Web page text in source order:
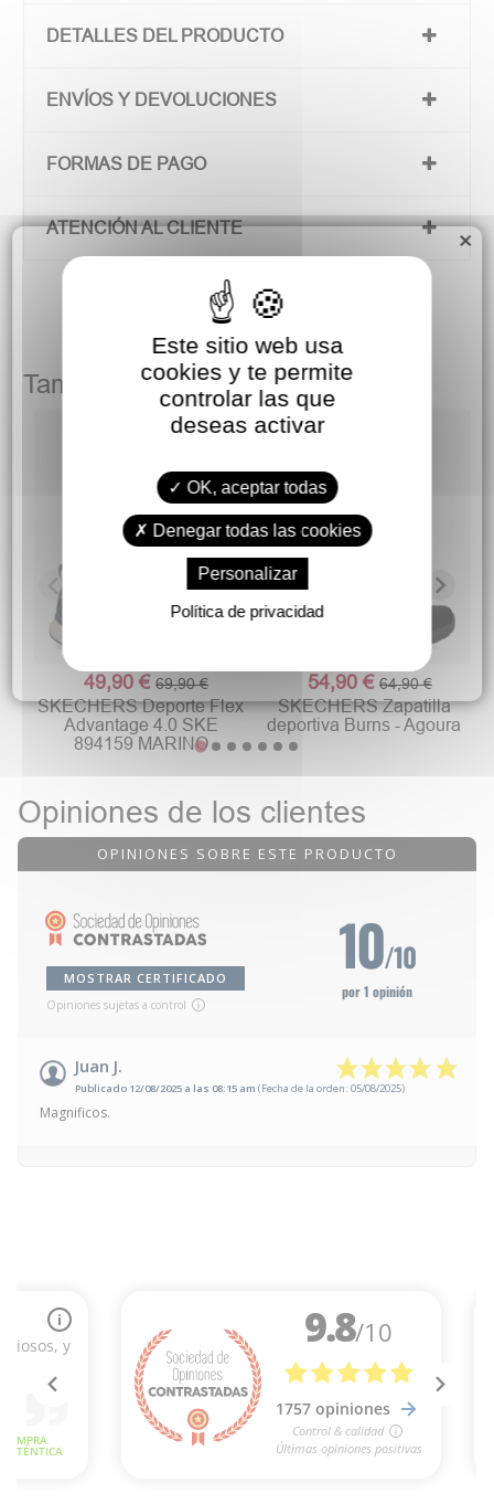
DETALLES DEL PRODUCTO
ENVÍOS Y DEVOLUCIONES
FORMAS DE PAGO
ATENCIÓN AL CLIENTE
También podría gustarte
49,90 €69,90 €
SKECHERS Deporte Flex
Advantage 4.0 SKE
894159 MARINO
54,90 € 64,90 €
SKECHERS Zapatilla
deportiva Burns - Agoura
Opiniones de los clientes
OPINIONES SOBRE ESTE PRODUCTO
MOSTRAR CERTIFICADO
Opiniones sujetas a control
10/10
por 1 opinión
Juan J.
Publicado 12/08/2025 a las 08:15 am (Fecha de la orden: 05/08/2025)
Magnificos.
×
Este sitio web usa
cookies y te permite
controlar las que
deseas activar
OK, aceptar todas
Denegar todas las cookies
Personalizar
Política de privacidad